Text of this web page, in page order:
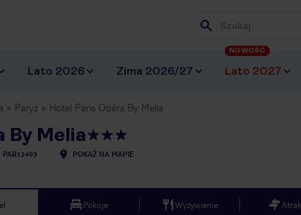
Wpisz frazę, której
Lato 2026 Zima 2026/27 Lato 2027
NOWOŚĆ
Paryż Hotel Paris Opéra By Melia
By Melia
PAR12493 POKAŻ NA MAPIE
Pokoje Wyżywienie